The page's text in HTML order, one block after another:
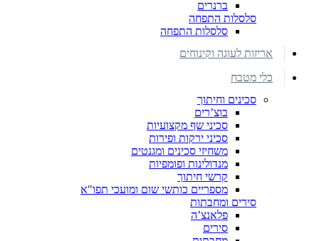
ברנרים
סלסלות התפחה
סלסלות התפחה
אריזות לעוגה וקינוחים
כלי מטבח
סכינים וחיתוך
בוצ’רים
סכיני שף מקצועיות
סכיני ירקות ופירות
משחיזי סכינים ומגנטים
מנדולינות ופומפיות
קרשי חיתוך
מספריים כותשי שום ומועכי תפו"א
סירים ומחבתות
פלאנצ’ה
סירים